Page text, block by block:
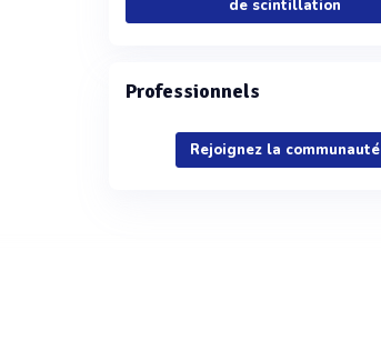
de scintillation
Professionnels
Rejoignez la communauté